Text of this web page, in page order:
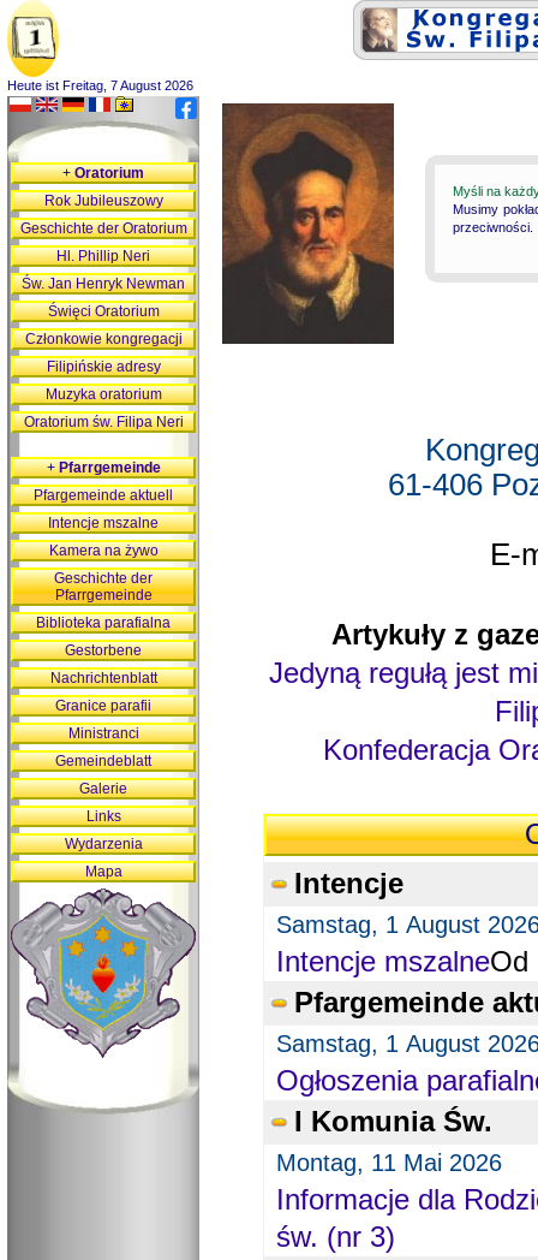
Heute ist Freitag, 7 August 2026
Myśli na
Musimy
przeciwności.
61-406
E-
Artykuły z
Jedyną regułą jest
Konfederacja
Intencje
Samstag, 1 August
Intencje mszalneOd
Pfargemeinde
Samstag, 1 August
Ogłoszenia
I Komunia Św.
Montag, 11 Mai 2026
Informacje dla
św. (nr 3)
+Oratorium
Rok Jubileuszowy
Geschichte der Oratorium
Hl. Phillip Neri
Św. Jan Henryk Newman
Święci Oratorium
Członkowie kongregacji
Filipińskie adresy
Muzyka oratorium
Oratorium św. Filipa Neri
+Pfarrgemeinde
Pfargemeinde aktuell
Intencje mszalne
Kamera na żywo
Geschichte der
Pfarrgemeinde
Biblioteka parafialna
Gestorbene
Nachrichtenblatt
Granice parafii
Ministranci
Gemeindeblatt
Galerie
Links
Wydarzenia
Mapa